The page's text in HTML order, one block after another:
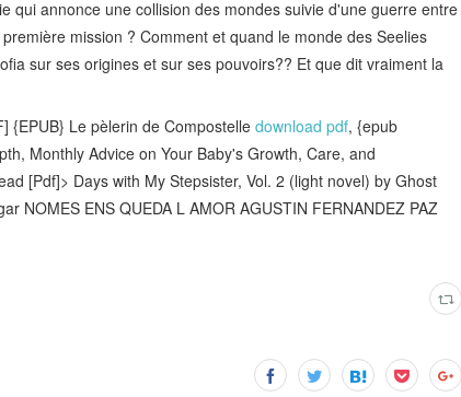
qui annonce une collision des mondes suivie d'une guerre entre
mission ? Comment et quand le monde des Seelies
sur ses origines et sur ses pouvoirs?? Et que dit vraiment la
{EPUB} Le pèlerin de Compostelle download pdf, {epub
Monthly Advice on Your Baby's Growth, Care, and
[Pdf]> Days with My Stepsister, Vol. 2 (light novel) by Ghost
NOMES ENS QUEDA L AMOR AGUSTIN FERNANDEZ PAZ